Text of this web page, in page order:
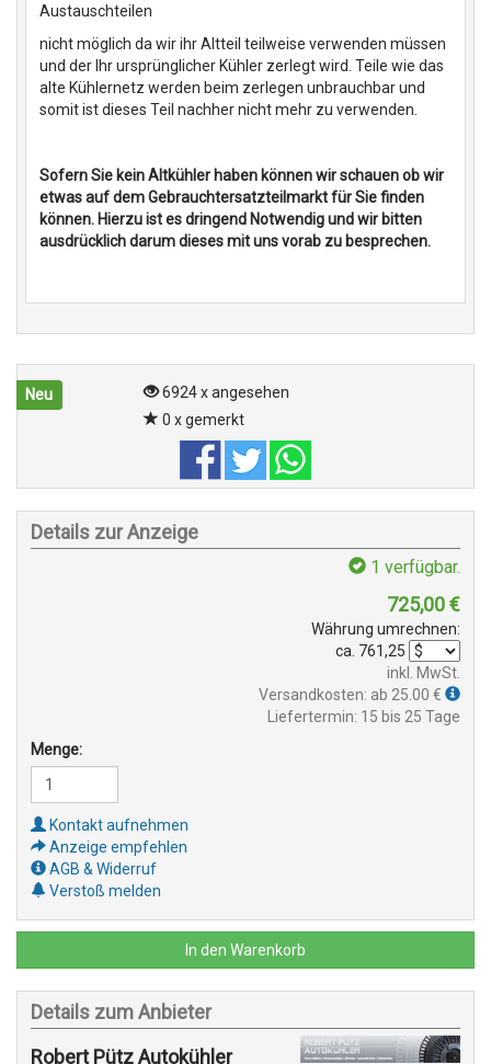
Austauschteilen
nicht möglich da wir ihr Altteil teilweise verwenden müssen
und der Ihr ursprünglicher Kühler zerlegt wird. Teile wie das
alte Kühlernetz werden beim zerlegen unbrauchbar und
somit ist dieses Teil nachher nicht mehr zu verwenden.
Sofern Sie kein Altkühler haben können wir schauen ob wir
etwas auf dem Gebrauchtersatzteilmarkt für Sie finden
können. Hierzu ist es dringend Notwendig und wir bitten
ausdrücklich darum dieses mit uns vorab zu besprechen.
Neu
6924 x angesehen
0 x gemerkt
Details zur Anzeige
1 verfügbar.
725,00€
Währung umrechnen:
ca. 761,25
inkl. MwSt.
Versandkosten: ab 25.00 €
Liefertermin: 15 bis 25 Tage
Menge:
Kontakt aufnehmen
Anzeige empfehlen
AGB & Widerruf
Verstoß melden
In den Warenkorb
Details zum Anbieter
Robert Pütz Autokühler